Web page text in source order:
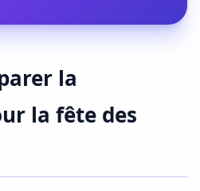
la
la fête des